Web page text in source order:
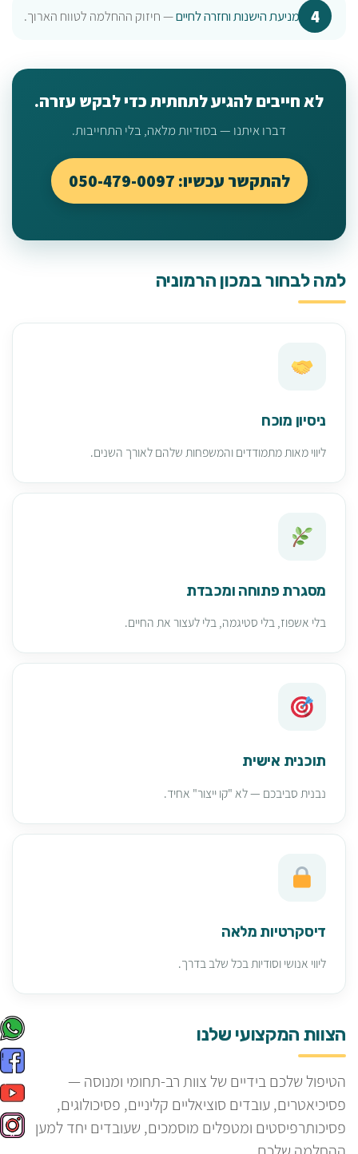
מניעת הישנות וחזרה לחיים— חיזוק ההחלמה לטווח הארוך.
לא חייבים להגיע לתחתית כדי לבקש עזרה.
דברו איתנו — בסודיות מלאה, בלי התחייבות.
להתקשר עכשיו: 050-479-0097
למה לבחור במכון הרמוניה
ניסיון מוכח
ליווי מאות מתמודדים והמשפחות שלהם לאורך השנים.
מסגרת פתוחה ומכבדת
בלי אשפוז, בלי סטיגמה, בלי לעצור את החיים.
תוכנית אישית
נבנית סביבכם — לא "קו ייצור" אחיד.
דיסקרטיות מלאה
ליווי אנושי וסודיות בכל שלב בדרך.
הצוות המקצועי שלנו
הטיפול שלכם בידיים של צוות רב-תחומי ומנוסה —
פסיכיאטרים, עובדים סוציאליים קליניים, פסיכולוגים,
פסיכותרפיסטים ומטפלים מוסמכים, שעובדים יחד למען